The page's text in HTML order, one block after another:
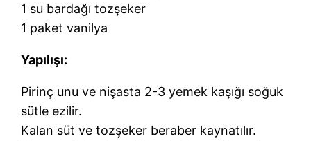
1 su bardağı tozşeker
1 paket vanilya
Yapılışı:
Pirinç unu ve nişasta 2-3 yemek kaşığı soğuk
sütle ezilir.
Kalan süt ve tozşeker beraber kaynatılır.